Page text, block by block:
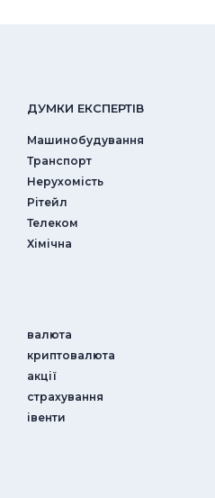
ДУМКИ ЕКСПЕРТIВ
Машинобудування
Транспорт
Нерухомість
Рітейл
Телеком
Хімічна
валюта
криптовалюта
акції
страхування
iвенти